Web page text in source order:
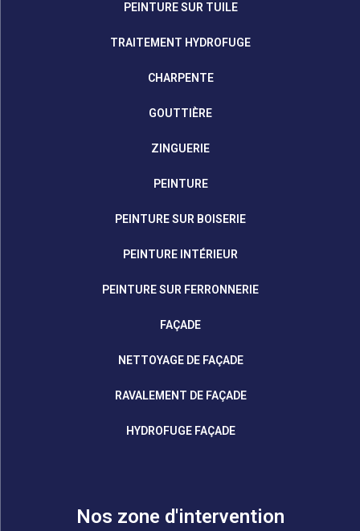
PEINTURE SUR TUILE
TRAITEMENT HYDROFUGE
CHARPENTE
GOUTTIÈRE
ZINGUERIE
PEINTURE
PEINTURE SUR BOISERIE
PEINTURE INTÉRIEUR
PEINTURE SUR FERRONNERIE
FAÇADE
NETTOYAGE DE FAÇADE
RAVALEMENT DE FAÇADE
HYDROFUGE FAÇADE
Nos zone d'intervention